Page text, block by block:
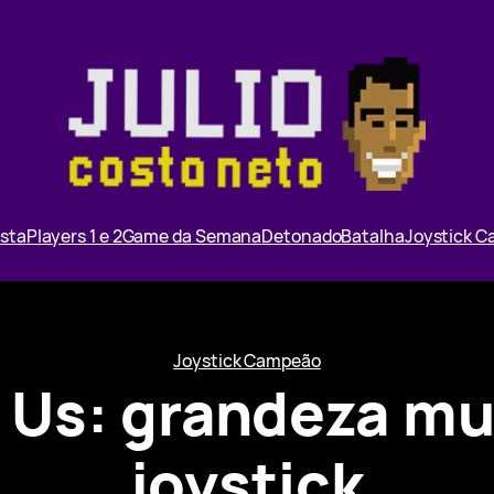
Players 1 e 2Game da SemanaDetonadoBatalhaJoystick
Joystick Campeão
grandeza